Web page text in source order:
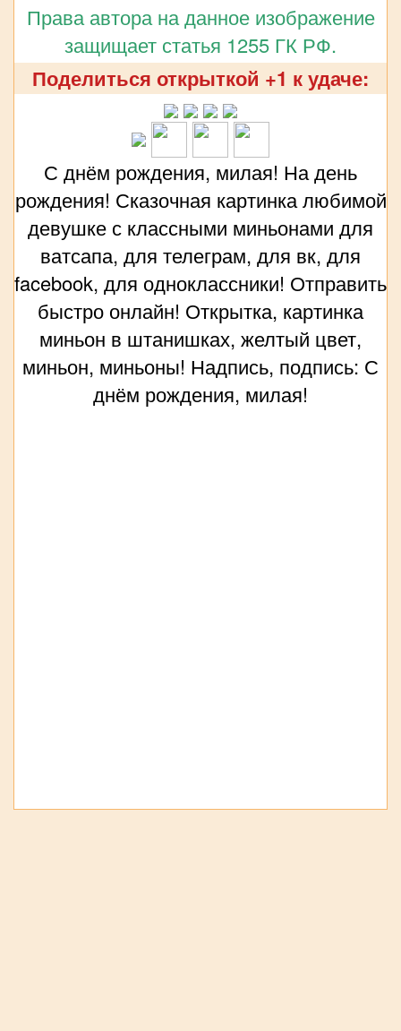
Права автора на данное изображение
защищает статья 1255 ГК РФ.
Поделиться открыткой +1 к удаче:
С днём рождения, милая! На день
рождения! Сказочная картинка любимой
девушке с классными миньонами для
ватсапа, для телеграм, для вк, для
facebook, для одноклассники! Отправить
быстро онлайн! Открытка, картинка
миньон в штанишках, желтый цвет,
миньон, миньоны! Надпись, подпись: С
днём рождения, милая!